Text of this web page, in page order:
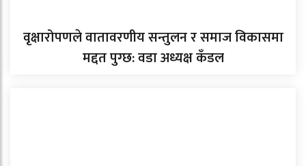
वृक्षारोपणले वातावरणीय सन्तुलन र समाज विकासमा
मद्दत पुग्छ: वडा अध्यक्ष कँडल